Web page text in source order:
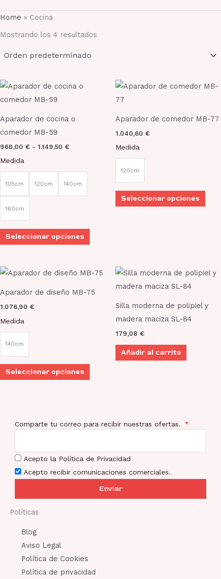
Home » Cocina
Mostrando los 4 resultados
Aparador de cocina o
comedor MB-59
968,00 € - 1.149,50 €
Rango
968,00 €
Medida
105cm 120cm 140cm
160cm
Seleccionar opciones
producto
múltiples
pueden
página
producto
Aparador de comedor MB-77
1.040,60 €
Medida
120cm
Seleccionar opciones
Este
Aparador de diseño MB-75
1.076,90 €
Medida
140cm
Seleccionar opciones
Este
producto
opciones
se
pueden
producto
Silla moderna de polipiel y
madera maciza SL-84
179,08 €
Añadir al carrito
Comparte tu correo para recibir nuestras ofertas.
Acepto la Política de Privacidad
Acepto recibir comunicaciones comerciales.
Enviar
Políticas
Blog
Aviso Legal
Política de Cookies
Política de privacidad